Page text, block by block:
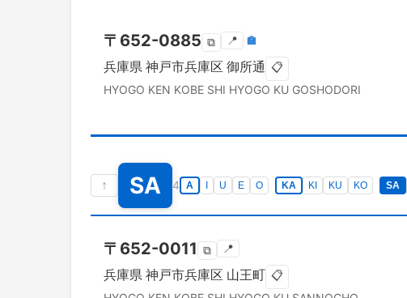
〒 652-0885 ⧉ 📍 🏣
兵庫県 神戸市兵庫区 御所通 📋
HYOGO KEN KOBE SHI HYOGO KU GOSHODORI
↑ SA 4 A U E O KA KI KU KO SA
〒 652-0011 ⧉ 📍
兵庫県 神戸市兵庫区 山王町 📋